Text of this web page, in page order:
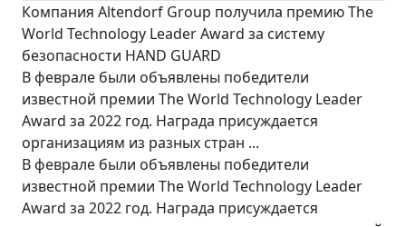
Компания Altendorf Group получила премию The
World Technology Leader Award за систему
безопасности HAND GUARD
В феврале были объявлены победители
известной премии The World Technology Leader
Award за 2022 год. Награда присуждается
организациям из разных стран ...
В феврале были объявлены победители
известной премии The World Technology Leader
Award за 2022 год. Награда присуждается